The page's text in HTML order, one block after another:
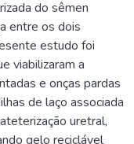
do sêmen
entre os dois
estudo foi
viabilizaram a
e onças pardas
de laço associada
uretral,
gelo reciclável